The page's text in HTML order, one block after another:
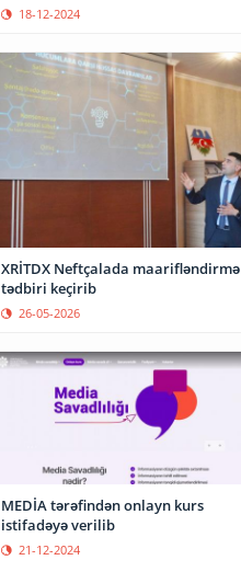
18-12-2024
XRİTDX Neftçalada maarifləndirmə
tədbiri keçirib
26-05-2026
MEDİA tərəfindən onlayn kurs
istifadəyə verilib
21-12-2024